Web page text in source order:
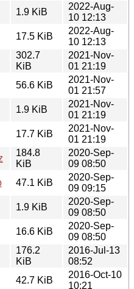
1.9 KiB
2022-Aug-
10 12:13
17.5 KiB
2022-Aug-
10 12:13
302.7
KiB
2021-Nov-
01 21:19
56.6 KiB
2021-Nov-
01 21:57
1.9 KiB
2021-Nov-
01 21:19
17.7 KiB
2021-Nov-
01 21:19
184.8
KiB
2020-Sep-
09 08:50
47.1 KiB
2020-Sep-
09 09:15
1.9 KiB
2020-Sep-
09 08:50
16.6 KiB
2020-Sep-
09 08:50
176.2
KiB
2016-Jul-13
08:52
42.7 KiB
2016-Oct-10
10:21